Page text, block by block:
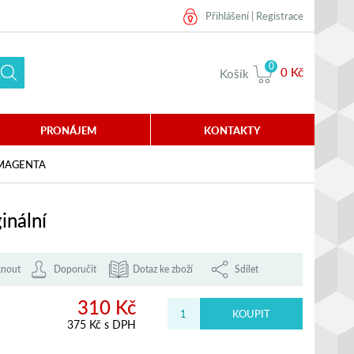
Přihlášení Registrace
Košík
0 0 Kč
PRONÁJEM KONTAKTY
Doporučit Dotaz ke zboží Sdílet
310 Kč
375 Kč s DPH